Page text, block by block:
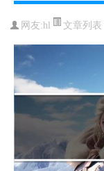
网友:hl 文章列表